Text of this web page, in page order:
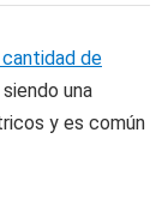
de
siendo una
y es común